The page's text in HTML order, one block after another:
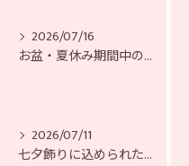
2026/07/16
お盆・夏休み期間中の営業日について
2026/07/11
七夕飾りに込められた、それぞれの願い